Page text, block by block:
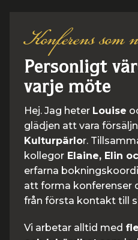
Konferens
Personligt
varje möte
Hej. Jag heter Louise
glädjen att vara
Kulturpärlor.
kollegor Elaine, Elin
erfarna
att forma konferenser
från första kontakt till
Vi arbetar alltid med